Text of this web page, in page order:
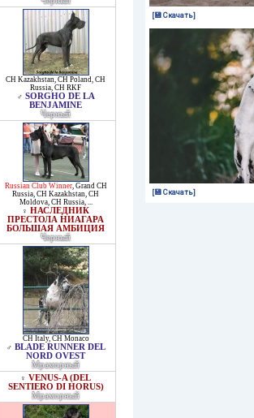
CH Kazakhstan, CH Poland, CH
Russia, CH RKF
♂ SORGHO DE LA
BENJAMINE
Черный
Russian Club Winner, Grand CH
Russia, CH Kazakhstan, CH
Moldova, CH Russia, ...
♀ НАСЛЕДНИК
ПРЕСТОЛА НИАГАРА
БОЛЬШАЯ АМБИЦИЯ
Черный
CH Italy, CH Monaco
♂ BLADE RUNNER DEL
NORD OVEST
Мраморный
♀ VENUS-A (DEL
SENTIERO DI HORUS)
Мраморный
[💾 Скачать]
[💾 Скачать]